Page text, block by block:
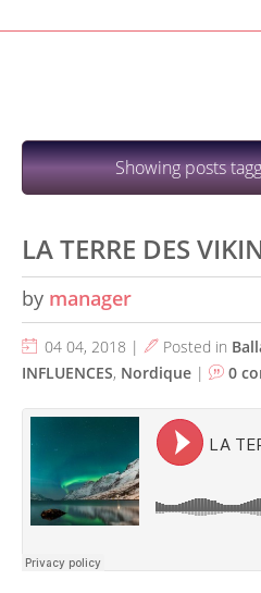
Showing posts
LA TERRE DES
by manager
04 04, 2018 | Posted in
INFLUENCES, Nordique | 0